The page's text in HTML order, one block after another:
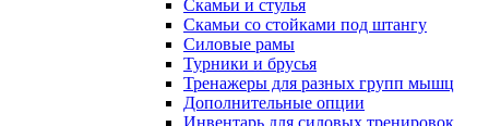
Скамьи и стулья
Скамьи со стойками под штангу
Силовые рамы
Турники и брусья
Тренажеры для разных групп мышц
Дополнительные опции
Инвентарь для силовых тренировок